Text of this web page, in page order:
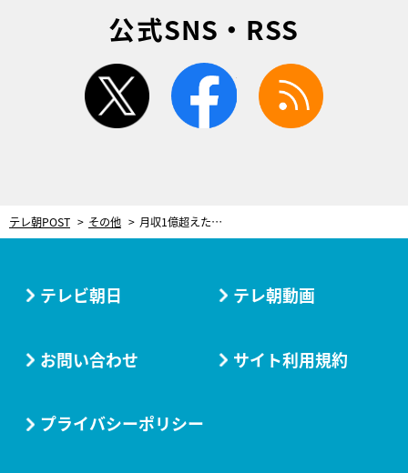
公式SNS・RSS
twitter facebook
テレ朝POST その他 月収1億超えたことも…。山田邦子の人生観を変えた“がん友”との交流
テレビ朝日 テレ朝動画
お問い合わせ サイト利用規約
プライバシーポリシー